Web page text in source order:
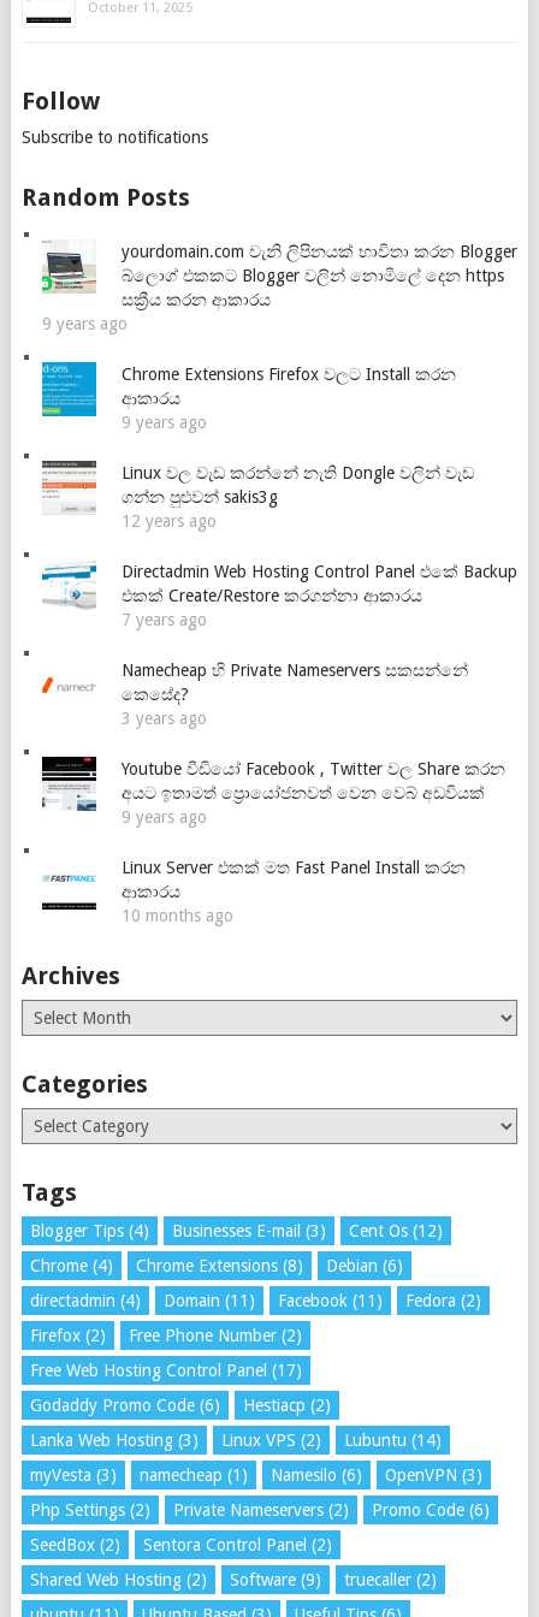
October 11, 2025
Follow
Subscribe to notifications
Random Posts
yourdomain.com වැනි ලිපිනයක් භාවිතා කරන Blogger
බ්ලොග් එකකට Blogger වලින් නොමිලේ දෙන https
සක්‍රීය කරන ආකාරය
9 years ago
Chrome Extensions Firefox වලට Install කරන
ආකාරය
9 years ago
Linux වල වැඩ කරන්නේ නැති Dongle වලින් වැඩ
ගන්න පුළුවන් sakis3g
12 years ago
Directadmin Web Hosting Control Panel එකේ Backup
එකක් Create/Restore කරගන්නා ආකාරය
7 years ago
Namecheap හි Private Nameservers සකසන්නේ
කෙසේද?
3 years ago
Youtube වීඩියෝ Facebook , Twitter වල Share කරන
අයට ඉතාමත් ප්‍රොයෝජනවත් වෙන වෙබ් අඩවියක්
9 years ago
Linux Server එකක් මත Fast Panel Install කරන
ආකාරය
10 months ago
Archives
Archives
Categories
Categories
Tags
Blogger Tips(4) Businesses E-mail (3) Cent Os(12)
Chrome(4) Chrome Extensions(8) Debian (6)
directadmin (4) Domain (11) Facebook (11) Fedora (2)
Firefox(2) Free Phone Number(2)
Free Web Hosting Control Panel (17)
Godaddy Promo Code(6) Hestiacp (2)
Lanka Web Hosting(3) Linux VPS (2) Lubuntu (14)
myVesta (3) namecheap (1) Namesilo (6) OpenVPN (3)
Php Settings(2) Private Nameservers(2) Promo Code(6)
SeedBox(2) Sentora Control Panel (2)
Shared Web Hosting(2) Software(9) truecaller(2)